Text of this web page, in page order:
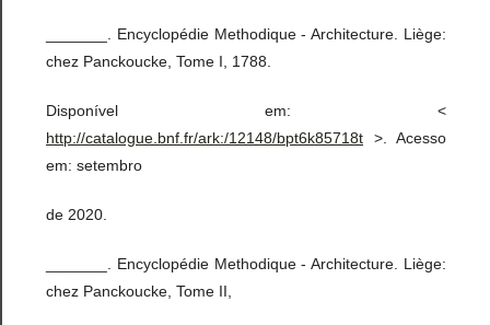
_______. Encyclopédie Methodique - Architecture. Liège:
chez Panckoucke, Tome I, 1788.
Disponível em: <
http://catalogue.bnf.fr/ark:/12148/bpt6k85718t >. Acesso
em: setembro
de 2020.
_______. Encyclopédie Methodique - Architecture. Liège:
chez Panckoucke, Tome II,